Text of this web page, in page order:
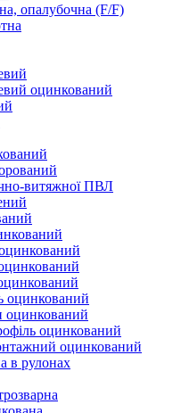
опалубочна (F/F)
оцинкований
витяжної ПВЛ
оцинкований
оцинкований
оцинкований
в рулонах